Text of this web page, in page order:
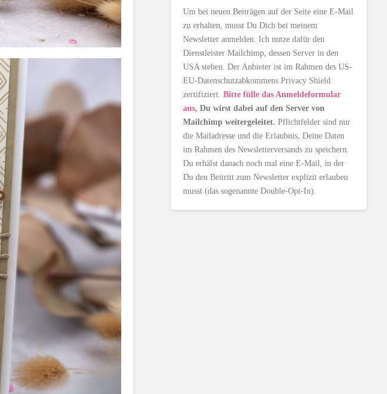
Um bei neuen Beiträgen auf der Seite eine E-Mail
zu erhalten, musst Du Dich bei meinem
Newsletter anmelden. Ich nutze dafür den
Dienstleister Mailchimp, dessen Server in den
USA stehen. Der Anbieter ist im Rahmen des US-
EU-Datenschutzabkommens Privacy Shield
zertifiziert.Bitte fülle das Anmeldeformular
aus, Du wirst dabei auf den Server von
Mailchimp weitergeleitet. Pflichtfelder sind nur
die Mailadresse und die Erlaubnis, Deine Daten
im Rahmen des Newsletterversands zu speichern.
Du erhälst danach noch mal eine E-Mail, in der
Du den Beitritt zum Newsletter explizit erlauben
musst (das sogenannte Double-Opt-In).